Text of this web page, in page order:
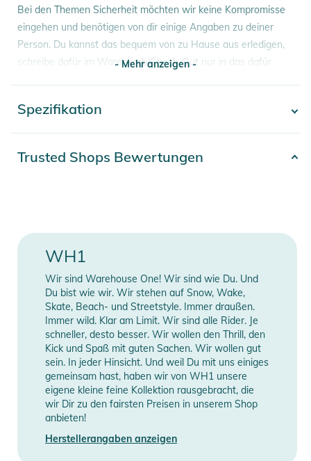
Bei den Themen Sicherheit möchten wir keine Kompromisse
eingehen und benötigen von dir einige Angaben zu deiner
Person. Du kannst das bequem von zu Hause aus erledigen,
schreibe dafür im Warenkorb/Check-Out nur in das dafür
dein Erfahrungslevel
auf dich anzupassen, benötigen wirdeine Ski Schuhe Ort.
mit dem Ski wieder verschickt. Solltest Du diese Option
wählen wollen, teile uns dies bitte im vorgesehenen
Kommentarfeld im Warenkorb/Check-Out mit.
Sofern Du ausdrücklich keine Bindungseinstellung wünschst,
lasse die Bindung vor der ersten Fahrt von einem Fachmann
einstellen und prüfen. Am Besten besuchst du in diesem Fall
einen kompetenten Stöckli-Fachhändler oder noch besser,
unserenShowroom in Düsseldorf
Bitte beachte: falls du keine Bindungseinstellung wünschst,
teile es uns bitte über das Kommentarfeld mit.
Unabhängig von deiner gewählten Option zur
- Mehr anzeigen -
Spezifikation
Information
anzeigen
Trusted Shops Bewertungen
WH1
Wir sind Warehouse One! Wir sind wie Du. Und
Du bist wie wir. Wir stehen auf Snow, Wake,
Skate, Beach- und Streetstyle. Immer draußen.
Immer wild. Klar am Limit. Wir sind alle Rider. Je
schneller, desto besser. Wir wollen den Thrill, den
Kick und Spaß mit guten Sachen. Wir wollen gut
sein. In jeder Hinsicht. Und weil Du mit uns einiges
gemeinsam hast, haben wir von WH1 unsere
eigene kleine feine Kollektion rausgebracht, die
wir Dir zu den fairsten Preisen in unserem Shop
anbieten!
Herstellerangaben anzeigen